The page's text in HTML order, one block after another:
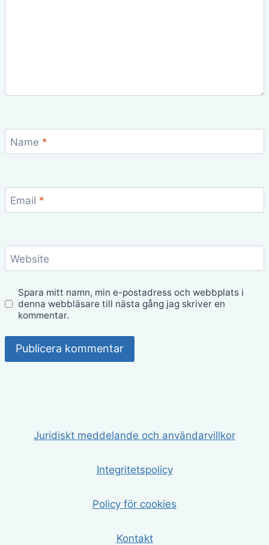
Name *
Email *
Website
Spara mitt namn, min e-postadress och webbplats i
denna webbläsare till nästa gång jag skriver en
kommentar.
Juridiskt meddelande och användarvillkor
Integritetspolicy
Policy för cookies
Kontakt